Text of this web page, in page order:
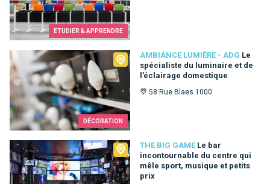
ETUDIER & APPRENDRE
DÉCORATION
AMBIANCE LUMIÈRE - ADG Le
spécialiste du luminaire et de
l’éclairage domestique
58 Rue Blaes 1000
Ambiance Lumière - ADG
THE BIG GAME Le bar
incontournable du centre qui
mêle sport, musique et petits
prix
The Big Game